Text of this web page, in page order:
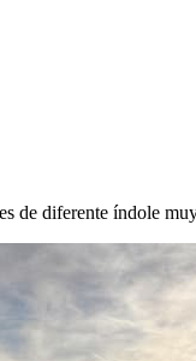
de diferente índole